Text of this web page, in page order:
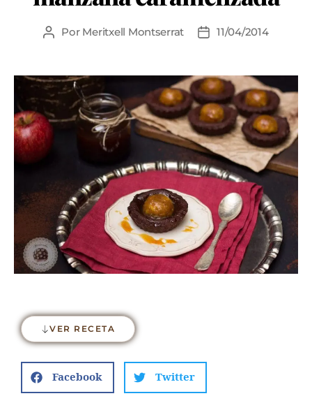
Por Meritxell Montserrat 11/04/2014
VER RECETA
Facebook Twitter